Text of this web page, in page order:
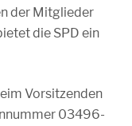
der Mitglieder
die SPD ein
Vorsitzenden
03496-